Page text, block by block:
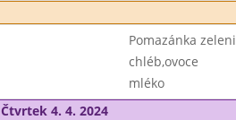
Pomazánka
chléb,ovoce
mléko
Čtvrtek 4. 4. 2024